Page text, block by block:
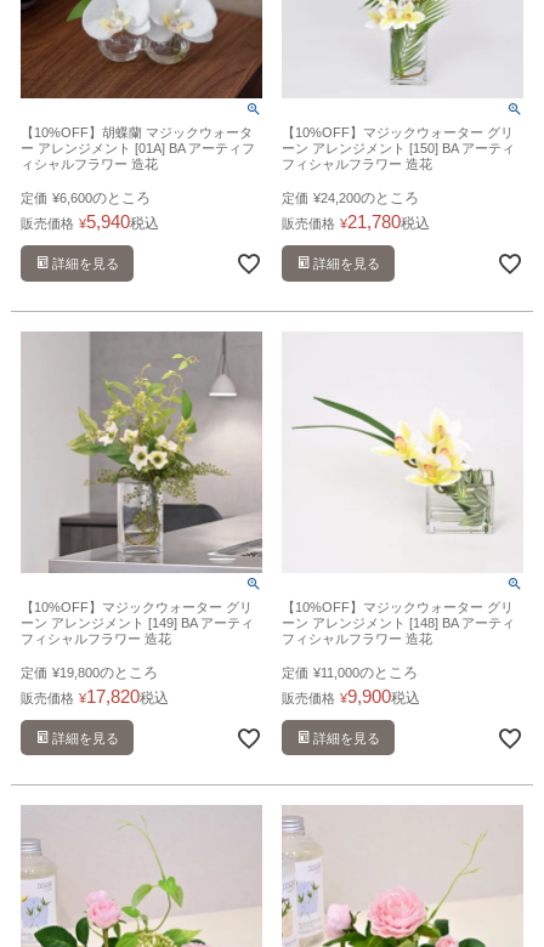
【10%OFF】胡蝶蘭 マジックウォータ
ー アレンジメント [01A] BA アーティフ
ィシャルフラワー 造花
定価 ¥6,600のところ
販売価格 ¥5,940税込
詳細を見る
【10%OFF】マジックウォーター グリ
ーン アレンジメント [150] BA アーティ
フィシャルフラワー 造花
定価 ¥24,200のところ
販売価格 ¥21,780税込
詳細を見る
【10%OFF】マジックウォーター グリ
ーン アレンジメント [149] BA アーティ
フィシャルフラワー 造花
定価 ¥19,800のところ
販売価格 ¥17,820税込
詳細を見る
【10%OFF】マジックウォーター グリ
ーン アレンジメント [148] BA アーティ
フィシャルフラワー 造花
定価 ¥11,000のところ
販売価格 ¥9,900税込
詳細を見る